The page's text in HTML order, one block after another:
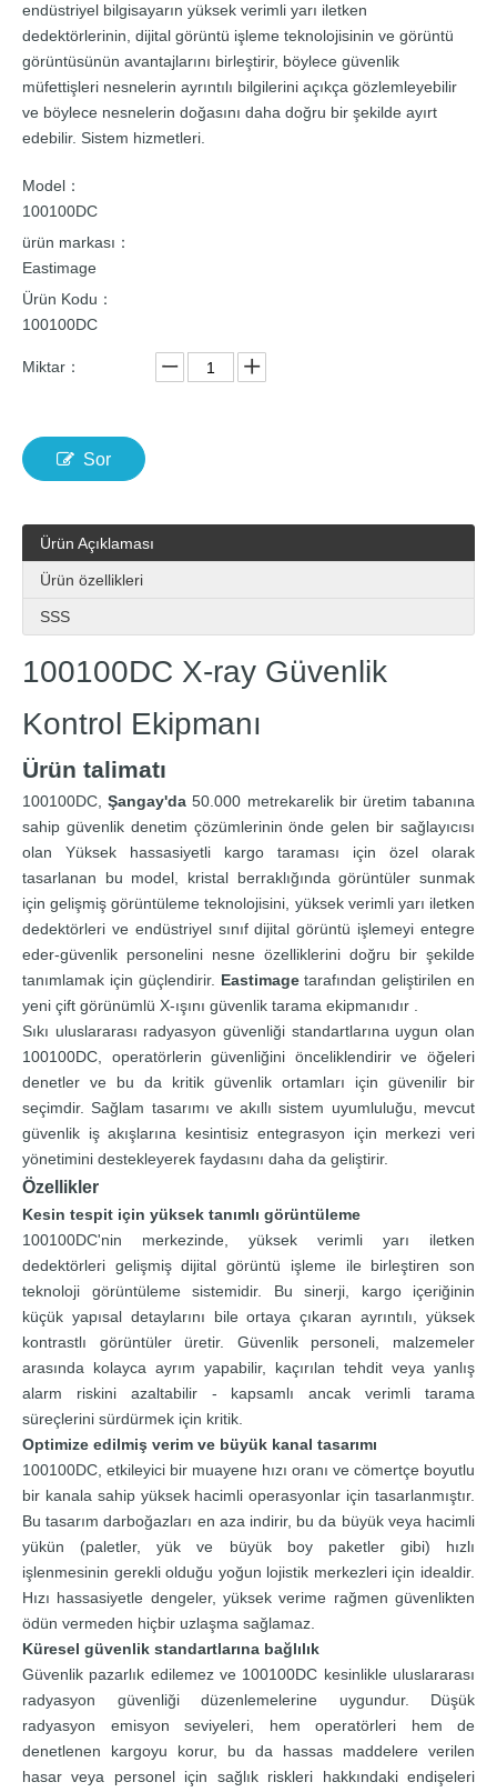
endüstriyel bilgisayarın yüksek verimli yarı iletken
dedektörlerinin, dijital görüntü işleme teknolojisinin ve görüntü
görüntüsünün avantajlarını birleştirir, böylece güvenlik
müfettişleri nesnelerin ayrıntılı bilgilerini açıkça gözlemleyebilir
ve böylece nesnelerin doğasını daha doğru bir şekilde ayırt
edebilir. Sistem hizmetleri.
Model：
100100DC
ürün markası：
Eastimage
Ürün Kodu：
100100DC
Miktar：
Sor
Ürün Açıklaması
Ürün özellikleri
SSS
100100DC X-ray Güvenlik
Kontrol Ekipmanı
Ürün talimatı
100100DC,Şangay'da50.000 metrekarelik bir üretim tabanına
sahip güvenlik denetim çözümlerinin önde gelen bir sağlayıcısı
olan Yüksek hassasiyetli kargo taraması için özel olarak
tasarlanan bu model, kristal berraklığında görüntüler sunmak
için gelişmiş görüntüleme teknolojisini, yüksek verimli yarı iletken
dedektörleri ve endüstriyel sınıf dijital görüntü işlemeyi entegre
eder-güvenlik personelini nesne özelliklerini doğru bir şekilde
tanımlamak için güçlendirir. Eastimagetarafından geliştirilen en
yeni çift görünümlü X-ışını güvenlik tarama ekipmanıdır .
Sıkı uluslararası radyasyon güvenliği standartlarına uygun olan
100100DC, operatörlerin güvenliğini önceliklendirir ve öğeleri
denetler ve bu da kritik güvenlik ortamları için güvenilir bir
seçimdir. Sağlam tasarımı ve akıllı sistem uyumluluğu, mevcut
güvenlik iş akışlarına kesintisiz entegrasyon için merkezi veri
yönetimini destekleyerek faydasını daha da geliştirir.
Özellikler
Kesin tespit için yüksek tanımlı görüntüleme
100100DC'nin merkezinde, yüksek verimli yarı iletken
dedektörleri gelişmiş dijital görüntü işleme ile birleştiren son
teknoloji görüntüleme sistemidir. Bu sinerji, kargo içeriğinin
küçük yapısal detaylarını bile ortaya çıkaran ayrıntılı, yüksek
kontrastlı görüntüler üretir. Güvenlik personeli, malzemeler
arasında kolayca ayrım yapabilir, kaçırılan tehdit veya yanlış
alarm riskini azaltabilir - kapsamlı ancak verimli tarama
süreçlerini sürdürmek için kritik.
Optimize edilmiş verim ve büyük kanal tasarımı
100100DC, etkileyici bir muayene hızı oranı ve cömertçe boyutlu
bir kanala sahip yüksek hacimli operasyonlar için tasarlanmıştır.
Bu tasarım darboğazları en aza indirir, bu da büyük veya hacimli
yükün (paletler, yük ve büyük boy paketler gibi) hızlı
işlenmesinin gerekli olduğu yoğun lojistik merkezleri için idealdir.
Hızı hassasiyetle dengeler, yüksek verime rağmen güvenlikten
ödün vermeden hiçbir uzlaşma sağlamaz.
Küresel güvenlik standartlarına bağlılık
Güvenlik pazarlık edilemez ve 100100DC kesinlikle uluslararası
radyasyon güvenliği düzenlemelerine uygundur. Düşük
radyasyon emisyon seviyeleri, hem operatörleri hem de
denetlenen kargoyu korur, bu da hassas maddelere verilen
hasar veya personel için sağlık riskleri hakkındaki endişeleri